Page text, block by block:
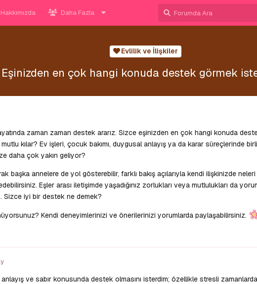
Hakkımızda Daha Fazla
Evlilik ve İlişkiler
Eşinizden en çok hangi konuda destek görmek
zaman zaman destek ararız. Sizce eşinizden en çok hangi konuda
kılar? Ev işleri, çocuk bakımı, duygusal anlayış ya da karar süreçlerinde
daha çok yakın geliyor?
başka annelere de yol gösterebilir, farklı bakış açılarıyla kendi ilişkinizde neleri
Eşler arası iletişimde yaşadığınız zorlukları veya mutlulukları da
Sizce iyi bir destek ne demek?
Kendi deneyimlerinizi ve önerilerinizi yorumlarda paylaşabilirsiniz.
ve sabır konusunda destek olmasını isterdim; özellikle stresli